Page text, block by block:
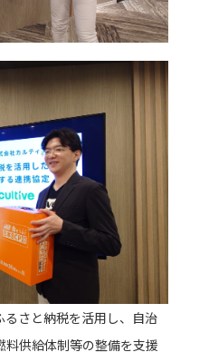
るさと納税を活用し、自治
供給体制等の整備を支援